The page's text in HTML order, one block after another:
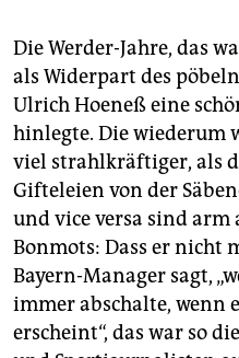
Die Werder-Jahre, das
als Widerpart des
Ulrich Hoeneß eine
hinlegte. Die
viel strahlkräftiger, als
Gifteleien von der
und vice versa sind arm
Bonmots: Dass er nicht
Bayern-Manager sagt,
immer abschalte, wenn
erscheint“, das war so